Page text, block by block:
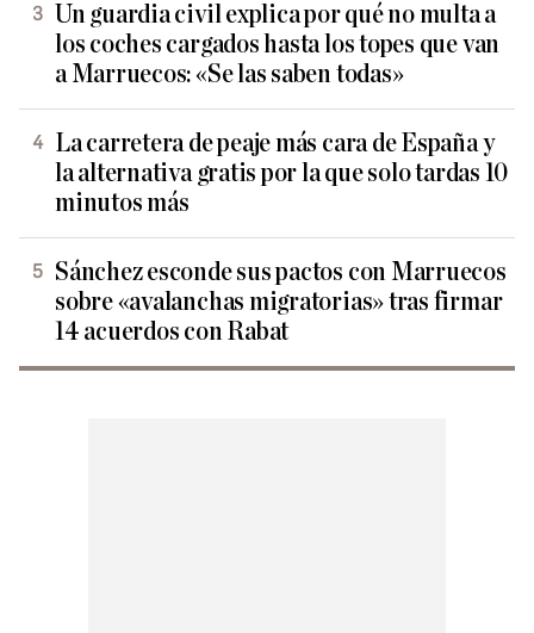
Un guardia civil explica por qué no multa a
los coches cargados hasta los topes que van
a Marruecos: «Se las saben todas»
La carretera de peaje más cara de España y
la alternativa gratis por la que solo tardas 10
minutos más
Sánchez esconde sus pactos con Marruecos
sobre «avalanchas migratorias» tras firmar
14 acuerdos con Rabat